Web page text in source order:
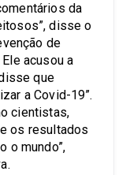
da
disse o
de
acusou a
que
a Covid-19”.
cientistas,
os resultados
o mundo”,